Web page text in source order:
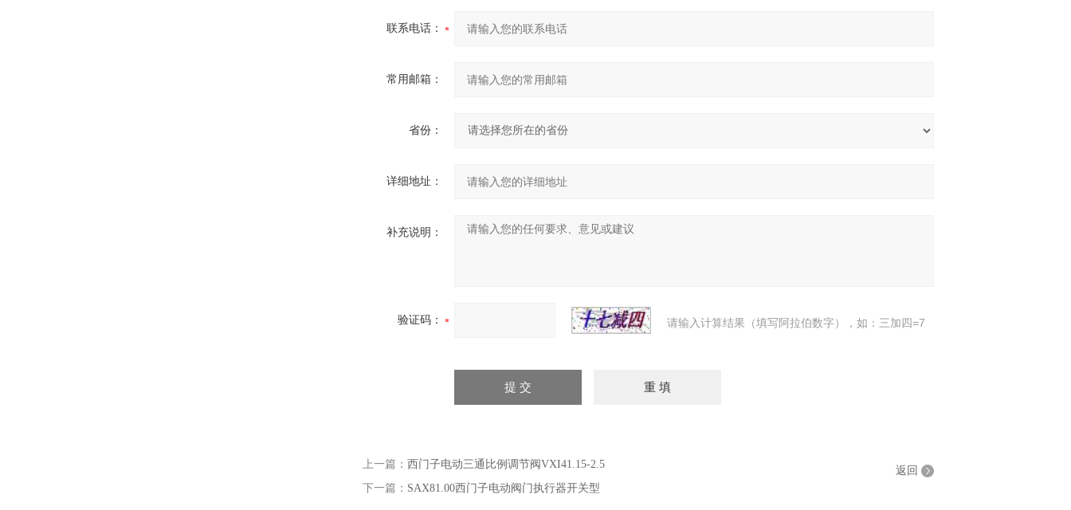
联系电话：
常用邮箱：
省份：
详细地址：
补充说明：
验证码： 请输入计算结果（填写阿拉伯数字），如：三加四=7
上一篇： 西门子电动三通比例调节阀VXI41.15-2.5
下一篇： SAX81.00西门子电动阀门执行器开关型
返回